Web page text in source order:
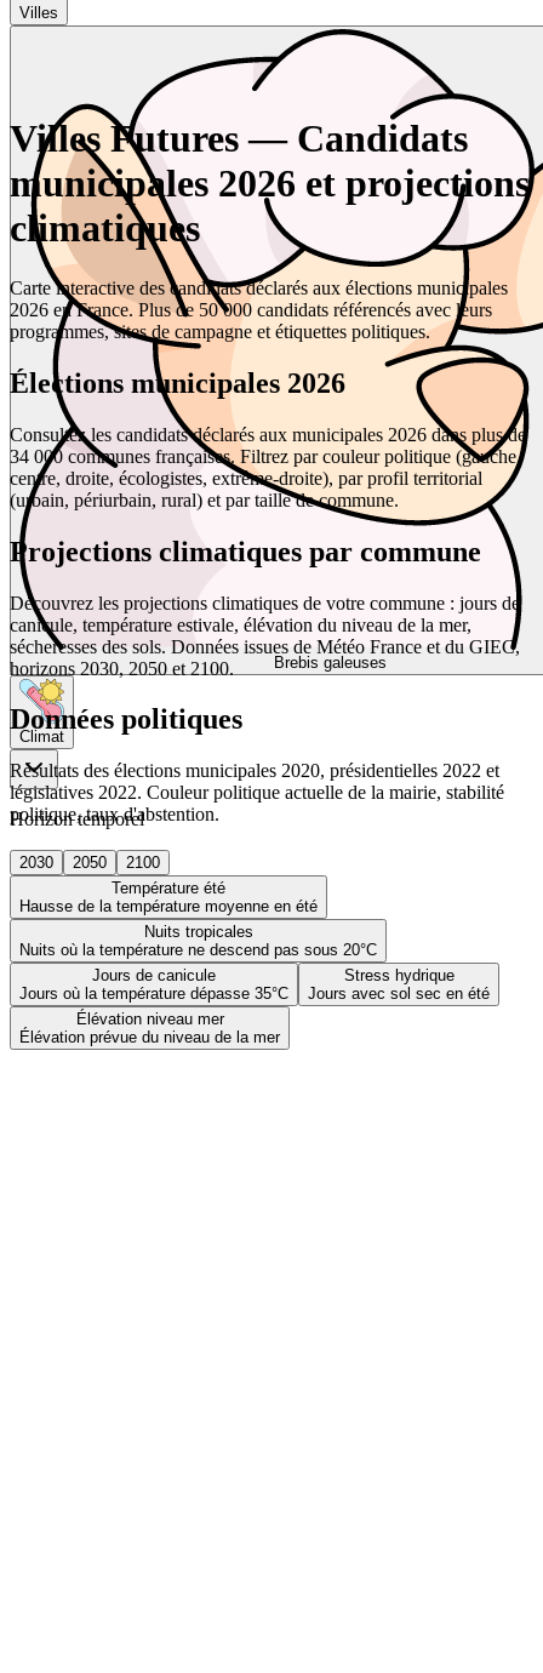
Villes
Brebis galeuses
Climat
Horizon temporel
2030 2050
2100
Température été
Hausse de la température moyenne en été
Nuits tropicales
Nuits où la température ne descend pas sous 20°C
Jours de canicule
Jours où la température dépasse 35°C
Stress hydrique
Jours avec sol sec en été
Élévation niveau mer
Élévation prévue du niveau de la mer
Villes Futures — Candidats
municipales 2026 et projections
climatiques
Carte interactive des candidats déclarés aux élections municipales
2026 en France. Plus de 50 000 candidats référencés avec leurs
programmes, sites de campagne et étiquettes politiques.
Élections municipales 2026
Consultez les candidats déclarés aux municipales 2026 dans plus de
34 000 communes françaises. Filtrez par couleur politique (gauche,
centre, droite, écologistes, extrême-droite), par profil territorial
(urbain, périurbain, rural) et par taille de commune.
Projections climatiques par commune
Découvrez les projections climatiques de votre commune : jours de
canicule, température estivale, élévation du niveau de la mer,
sécheresses des sols. Données issues de Météo France et du GIEC,
horizons 2030, 2050 et 2100.
Données politiques
Résultats des élections municipales 2020, présidentielles 2022 et
législatives 2022. Couleur politique actuelle de la mairie, stabilité
politique, taux d'abstention.